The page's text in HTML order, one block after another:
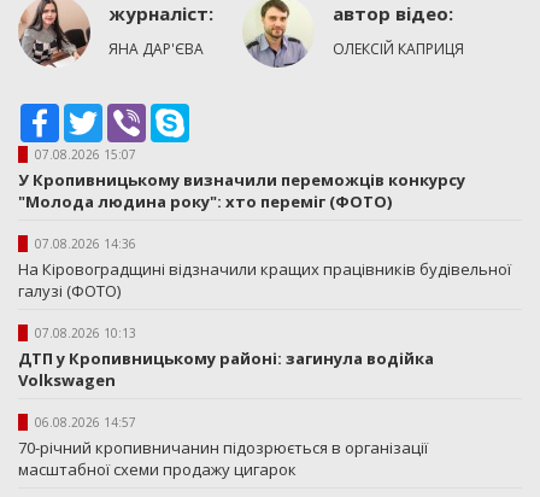
журналіст:
ЯНА ДАР'ЄВА
автор вiдео:
ОЛЕКСІЙ КАПРИЦЯ
Facebook
TwitterViber
07.08.2026 15:07
У Кропивницькому визначили переможців конкурсу
"Молода людина року": хто переміг (ФОТО)
07.08.2026 14:36
На Кіровоградщині відзначили кращих працівників будівельної
галузі (ФОТО)
07.08.2026 10:13
ДТП у Кропивницькому районі: загинула водійка
Volkswagen
06.08.2026 14:57
70-річний кропивничанин підозрюється в організації
масштабної схеми продажу цигарок